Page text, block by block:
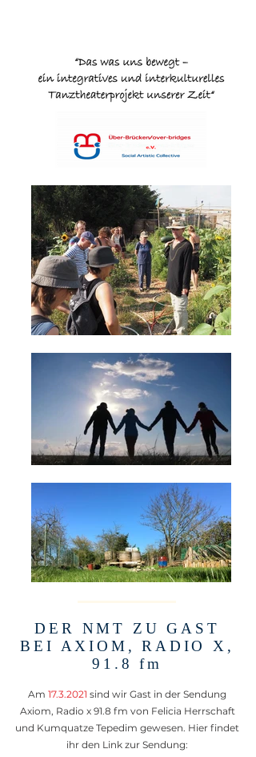
DER NMT ZU GAST
BEI AXIOM, RADIO X,
91.8 fm
Am 17.3.2021 sind wir Gast in der Sendung
Axiom, Radio x 91.8 fm von Felicia Herrschaft
und Kumquatze Tepedim gewesen. Hier findet
ihr den Link zur Sendung: